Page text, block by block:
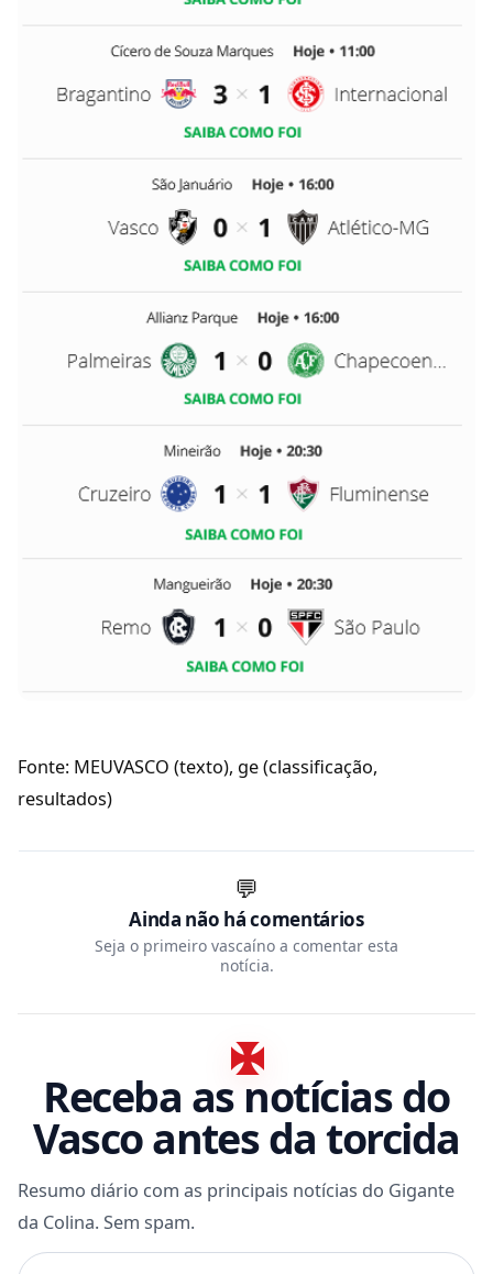
Fonte: MEUVASCO (texto), ge (classificação,
resultados)
💬
Ainda não há comentários
Seja o primeiro vascaíno a comentar esta
notícia.
Receba as notícias do
Vasco antes da torcida
Resumo diário com as principais notícias do Gigante
da Colina. Sem spam.
Seu e-mail